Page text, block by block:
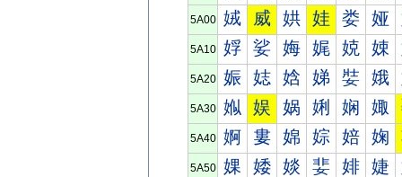
5A00 娀 威 娂 娃 娄 娅
5A10 娐 娑 娒 娓 娔 娕
5A20 娠 娡 娢 娣 娤 娥
5A30 娰 娱 娲 娳 娴 娵
5A40 婀 婁 婂 婃 婄 婅
5A50 婐 婑 婒 婓 婔 婕